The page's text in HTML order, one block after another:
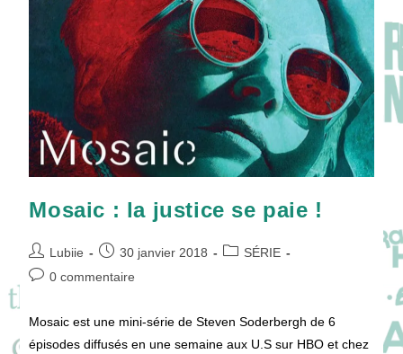
Mosaic : la justice se paie !
Auteur/autrice
de
Lubiie
Publication
publiée :
30 janvier 2018
PostSÉRIE
Commentaires
0 commentaire
Mosaic est une mini-série de Steven Soderbergh de 6
épisodes diffusés en une semaine aux U.S sur HBO et chez